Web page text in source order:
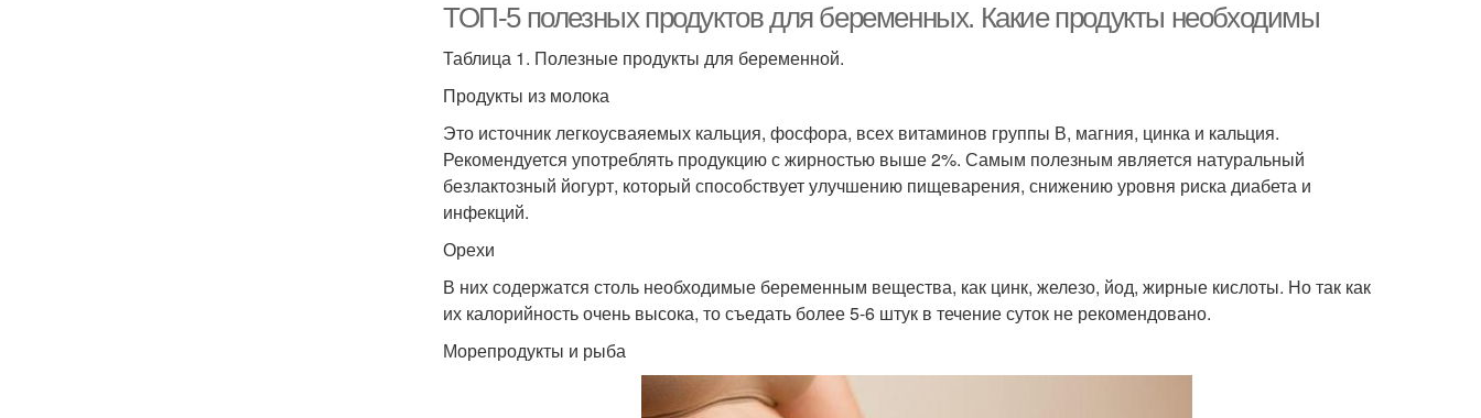
ТОП-5 полезных продуктов для беременных. Какие продукты необходимы
Таблица 1. Полезные продукты для беременной.
Продукты из молока
Это источник легкоусваяемых кальция, фосфора, всех витаминов группы В, магния, цинка и кальция.
Рекомендуется употреблять продукцию с жирностью выше 2%. Самым полезным является натуральный
безлактозный йогурт, который способствует улучшению пищеварения, снижению уровня риска диабета и
инфекций.
Орехи
В них содержатся столь необходимые беременным вещества, как цинк, железо, йод, жирные кислоты. Но так как
их калорийность очень высока, то съедать более 5-6 штук в течение суток не рекомендовано.
Морепродукты и рыба